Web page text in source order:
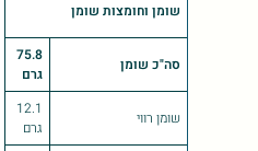
שומן וחומצות שומן
סה"כ שומן
75.8
גרם
שומן רווי
12.1
גרם